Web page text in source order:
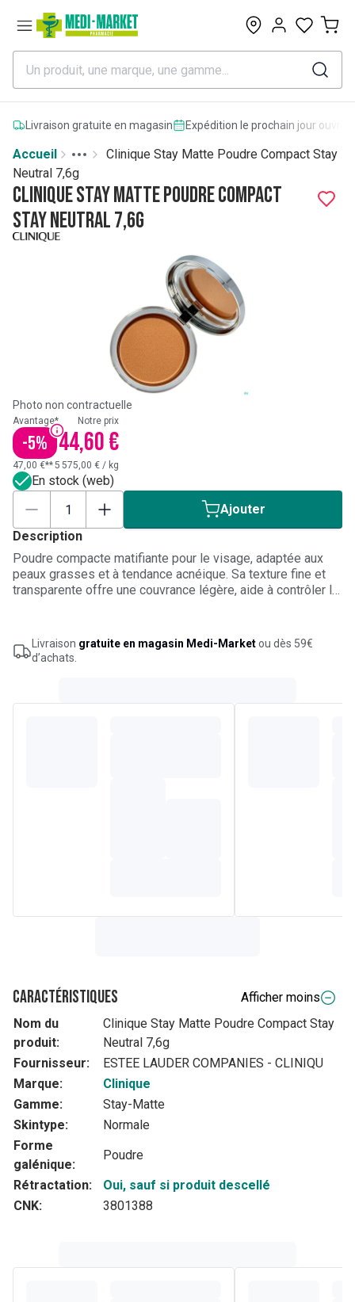
0
Livraison gratuite en magasin Expédition le prochain jour
Accueil
More
Toggle menu
Clinique Stay Matte Poudre Compact Stay
Neutral 7,6g
Clinique Stay Matte Poudre Compact
Stay Neutral 7,6g
Photo non contractuelle
Avantage*
-5%
Notre prix
44,60 €
47,00 €**5 575,00 € / kg
En stock (web)
Ajouter
Description
Poudre compacte matifiante pour le visage, adaptée aux
peaux grasses et à tendance acnéique. Sa texture fine et
transparente offre une couvrance légère, aide à contrôler la
visuellement le grain de peau et l’apparence des pores.
S’applique sur l’ensemble du visage ou localement, avec un
Livraison gratuite en magasin Medi-Marketou dès 59€
d’achats.
Caractéristiques
Afficher moins
Nom du
produit:
Clinique Stay Matte Poudre Compact Stay
Neutral 7,6g
Fournisseur:
ESTEE LAUDER COMPANIES - CLINIQU
Marque:
Clinique
Gamme:
Stay-Matte
Skintype:
Normale
Forme
galénique:
Poudre
Rétractation:
Oui, sauf si produit descellé
CNK:
3801388